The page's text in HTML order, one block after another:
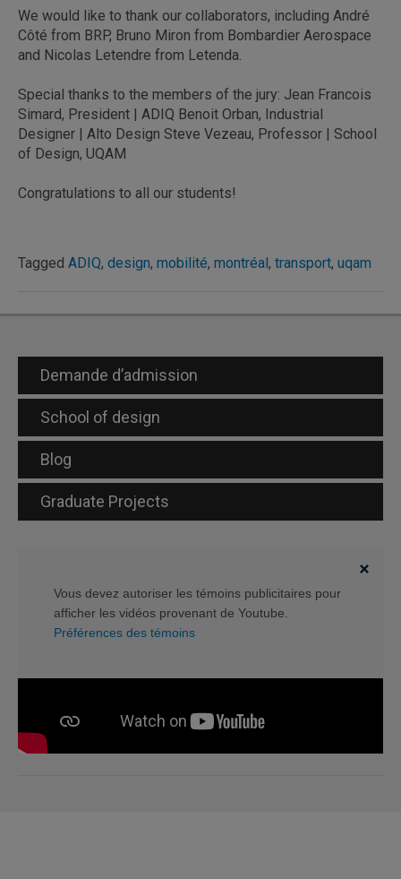
We would like to thank our collaborators, including André
Côté from BRP, Bruno Miron from Bombardier Aerospace
and Nicolas Letendre from Letenda.
Special thanks to the members of the jury: Jean Francois
Simard, President | ADIQ Benoit Orban, Industrial
Designer | Alto Design Steve Vezeau, Professor | School
of Design, UQAM
Congratulations to all our students!
Tagged ADIQ, design, mobilité, montréal, transport, uqam
Demande d’admission
School of design
Blog
Graduate Projects
Vous devez autoriser les témoins publicitaires pour
afficher les vidéos provenant de Youtube.
Préférences des témoins